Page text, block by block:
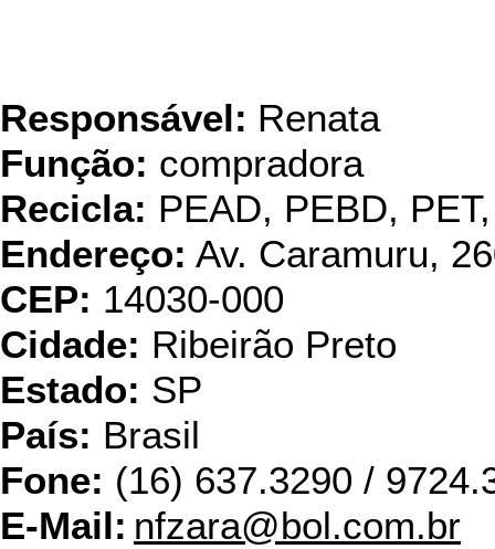
Responsável: Renata
Função: compradora
Recicla: PEAD, PEBD,
Endereço: Av. Caramuru,
CEP: 14030-000
Cidade: Ribeirão Preto
Estado: SP
País: Brasil
Fone: (16) 637.3290 /
E-Mail: nfzara@bol.com.br